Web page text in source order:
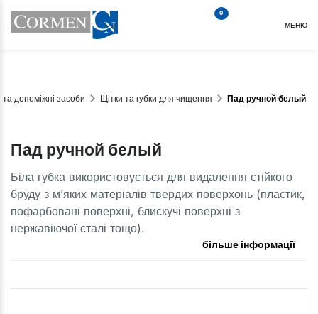
0
МЕНЮ
допоміжні засоби Щітки та губки для чищення Пад ручной белый
Пад ручной белый
Біла губка використовується для видалення стійкого
бруду з м’яких матеріалів твердих поверхонь (пластик,
пофарбовані поверхні, блискучі поверхні з
нержавіючої сталі тощо).
більше інформації